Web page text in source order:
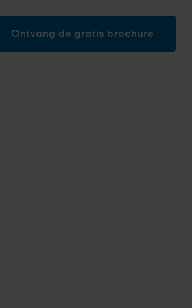
Ontvang de gratis brochure